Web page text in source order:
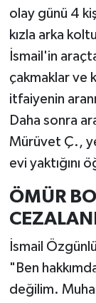
olay günü 4
kızla arka
İsmail'in
çakmaklar ve
itfaiyenin
Daha sonra
Mürüvet Ç.,
evi yaktığını
ÖMÜR
İsmail
"Ben
değilim.